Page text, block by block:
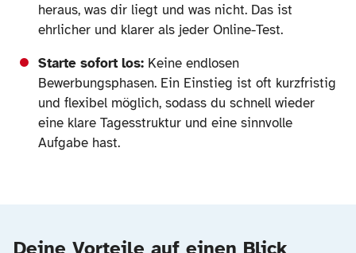
heraus, was dir liegt und was nicht. Das ist
ehrlicher und klarer als jeder Online-Test.
Starte sofort los: Keine endlosen
Bewerbungsphasen. Ein Einstieg ist oft kurzfristig
und flexibel möglich, sodass du schnell wieder
eine klare Tagesstruktur und eine sinnvolle
Aufgabe hast.
Deine Vorteile auf einen Blick